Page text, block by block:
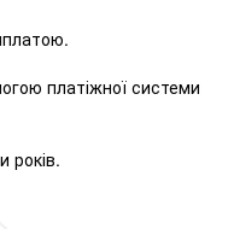
платіжної системи
років.